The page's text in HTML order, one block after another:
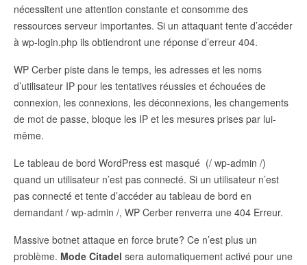
nécessitent une attention constante et consomme des
ressources serveur importantes. Si un attaquant tente d’accéder
à wp-login.php ils obtiendront une réponse d’erreur 404.
WP Cerber piste dans le temps, les adresses et les noms
d’utilisateur IP pour les tentatives réussies et échouées de
connexion, les connexions, les déconnexions, les changements
de mot de passe, bloque les IP et les mesures prises par lui-
même.
Le tableau de bord WordPress est masqué (/ wp-admin /)
quand un utilisateur n’est pas connecté. Si un utilisateur n’est
pas connecté et tente d’accéder au tableau de bord en
demandant / wp-admin /, WP Cerber renverra une 404 Erreur.
Massive botnet attaque en force brute? Ce n’est plus un
problème. Mode Citadel sera automatiquement activé pour une